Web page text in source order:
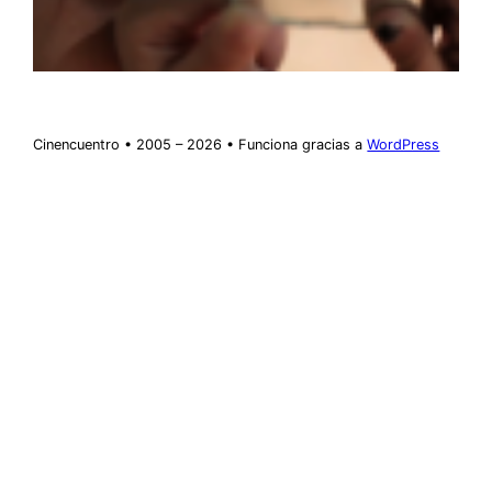
Cinencuentro • 2005 – 2026 • Funciona gracias aWordPress